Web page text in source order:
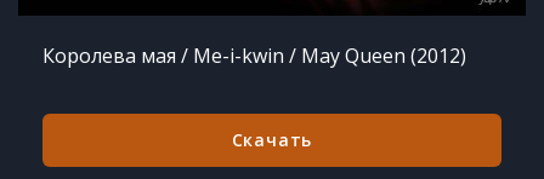
Королева мая / Me-i-kwin / May Queen (2012)
Скачать